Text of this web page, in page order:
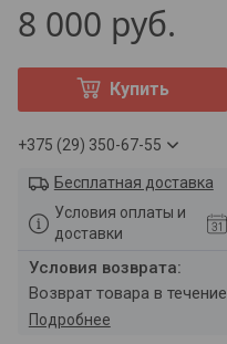
8 000 руб.
Купить
+375 (29) 350-67-55
Бесплатная доставка
Условия оплаты и
доставки
возврат товара в
Подробнее